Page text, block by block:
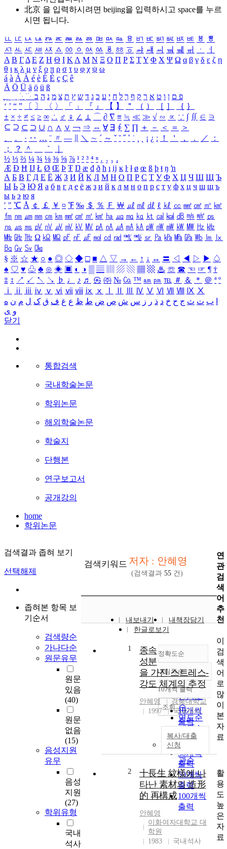
北京 을 입력하시려면 beijing을 입력하시고 space를 누르
시면 됩니다.
ㅥ ㅦ ㅧ ㅨ ㅩ ㅪ ㅫ ㅬ ㅭ ㅮ ㅯ ㅰ ㅱ ㅲ ㅳ ㅴ ㅵ ㅶ ㅷ ㅸ
ㅹ
ㅺ ㅻ ㅼ ㅽ ㅾ ㅿ ㆀ ㆁ ㆂ ㆃ ㆄ ㆅ ㆆ ㆇ ㆈ ㆉ ㆊ ㆋ ㆌ ㆍ
ㆎ
Α Β ΓΔ Ε Ζ Η Θ Ι ΚΛ Μ Ν Ξ Ο Π Ρ Σ ΤΥ Φ Χ Ψ Ω α β γ δ ε ζ η
θ ι κ λ μ ν ξ ο π ρ σ τ υ φ χ ψ ω
á à Á À é è É È ç Ç ê
Ä Ö Ü ä ö ü ß
ִֶֹ ֻּ ׁׂ פ ם ן ו ט א ר ק ף ך ל ח י ע כ ג ד ש ץ ת צ מ נ ה ב
‘ ’ “ ” 〔 〕 〈 〉 「 」 『 』 【 】 ＂ （ ） ［ ］ ｛ ｝
± × ÷ ≠ ≤ ≥ ∞ ∴ ♂ ♀ ∠ ⊥ ⌒ ∂ ∇ ≡ ≒ ≪ ≫ √ ∽ ∝ ∵ ∫ ∬ ∈ ∋
⊆ ⊇ ⊂ ⊃ ∪ ∩ ∧ ∨ ￢ ⇒ ⇔ ∀ ∃ ∮ ∑ ∏ ＋ － ＜ ＝
＞
、
。 · ‥ … ¨ 〃 ― ＼ ∼ ´ ～ ˇ ˘ ˝ ˚ ˙ ¸ ¡ ¿ ː ！ ＇ ， ． ／
：
；
？ ＾ ｀
½ ⅓ ⅔ ¼ ¾ ⅛ ⅜ ⅝ ⅞ ¹ ² ³ ⁴ ⁿ ₁ ₂ ₃ ₄
Æ Ð Ħ Ĳ Ł Ø Œ Þ Ŧ Ŋ æ đ ð ħ ı ĳ ĸ ŀ ł ø œ ß þ ŧ ŋ ŉ
А Б В Г Д Е Ё Ж З И Й К Л М Н О П Р С Т У Ф Х Ц Ч Ш Щ Ъ
Ы Ь Э Ю Я а б в г д е ё ж з и й к л м н о п р с т у ф х ц ч ш щ ъ
ы ь э ю я
′ ″ ℃ Å ￠ ￡ ￥ ¤ ℉ ‰ ＄ ％ Ｆ ￦ ㎕ ㎖ ㎗ ℓ ㎘ ㏄ ㎣ ㎤ ㎥ ㎦
㎙ ㎚ ㎛ ㎜ ㎝ ㎞ ㎟ ㎠ ㎡ ㎢ ㏊ ㎍ ㎎ ㎏ ㏏ ㎈ ㎉ ㏈ ㎧ ㎨ ㎰
㎱ ㎲ ㎳ ㎴ ㎵ ㎶ ㎷ ㎸ ㎹ ㎀ ㎁ ㎂ ㎃ ㎄ ㎺ ㎻ ㎽ ㎾ ㎿ ㎐ ㎑
㎒ ㎓ ㎔ Ω ㏀ ㏁ ㎊ ㎋ ㎌ ㏖ ㏅ ㎭ ㎮ ㎯ ㏛ ㎩ ㎪ ㎫ ㎬ ㏝ ㏐
㏓
㏃ ㏉ ㏜ ㏆
§ ※ ☆ ★ ○ ● ◎ ◇ ◆ □ ■ △ ▽ → ← ↑ ↓ ↔ 〓 ◁ ◀ ▷ ▶ ♤
♠ ♡ ♥ ♧ ♣ ⊙ ◈ ▣ ◐ ◑ ▒ ▤ ▨ ▧ ▦ ▩ ♨ ☏ ☎ ☜ ☞ ¶ †
‡ ↕ ↗ ↙ ↖ ↘ ♭ ♩ ♪ ♬ ㉿ ㈜ № ㏇ ™ ㏂ ㏘ ℡ ＃ ＆ ＊ ＠ ª º
ⅰ
ⅱ ⅲ ⅳ ⅴ ⅵ ⅶ ⅷ ⅸ ⅹ Ⅳ Ⅴ Ⅵ Ⅶ Ⅷ Ⅸ Ⅹ
ب ت ث ج ح خ د ذ ر ز س ش ص ض ط ظ ع غ ف ق ک ل م ن ه
و ی
닫기
통합검색
국내학술논문
학위논문
해외학술논문
학술지
단행본
연구보고서
공개강의
home
학위논문
검색결과 좁혀 보기
선택해제
좁혀본 항목 보
기순서
검색량순
가나다순
원문유무
원문
있음
(40)
원문
없음
(15)
음성지원
유무
음성
지원
(27)
학위유형
국내
석사
검색키워드 저자 : 안혜영
(검색결과 55 건)
내보내기
내책장담기
한글로보기
정확도순
정확도
순
인기도
순
연도순
제목순
저자순
발행기
관순
내림차순
내림차순
10개씩 출력
10개씩
출력
20개씩
출력
30개씩
출력
50개씩
출력
100개씩
출력
조회
1
종속
성분
을 가진 스트레스-
강도 체계의 추정
안혜영
경북대학교
1997
국내석사
복사/대출
신청
2
十長生 紋樣에 나
타난 素材의 造形
的 再構成
안혜영
이화여자대학교 대
학원
1983
국내석사
연
관
검
색
어
추
천
이
검
색
어
로
많
이
본
자
료
활
용
도
높
은
자
료